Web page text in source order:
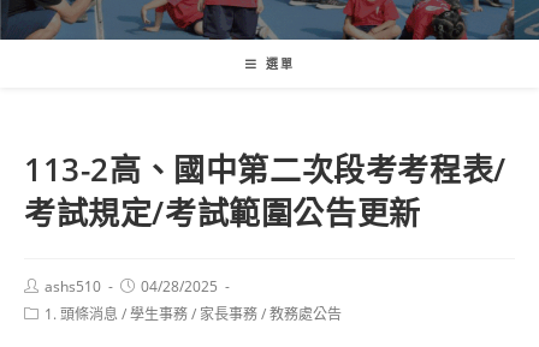
選單
113-2高、國中第二次段考考程表/
考試規定/考試範圍公告更新
Post
author:
ashs510
Post
published:
04/28/2025
Post1. 頭條消息 /學生事務/ 家長事務/教務處公告